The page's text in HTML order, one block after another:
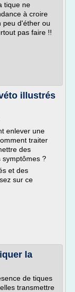
tique ne
à croire
peu d'éther ou
pas faire !!
illustrés
enlever une
traiter
des
symptômes ?
et des
sur ce
la
de tiques
transmettre